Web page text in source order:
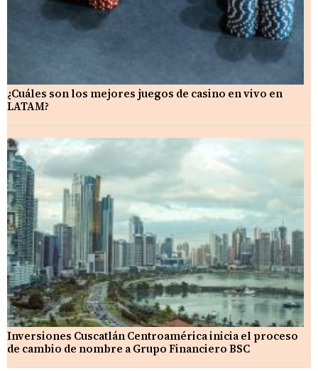
¿Cuáles son los mejores juegos de casino en vivo en
LATAM?
Inversiones Cuscatlán Centroamérica inicia el proceso
de cambio de nombre a Grupo Financiero BSC